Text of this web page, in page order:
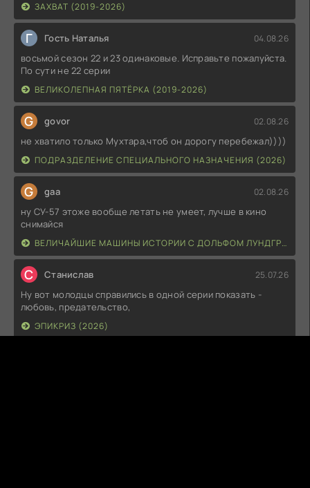
ЗАХВАТ (2019-2026)
Г Гость Наталья 04.08.26
восьмой сезон 22 и 23 одинаковые. Исправьте пожалуйста.
По сути не 22 серии
ВЕЛИКОЛЕПНАЯ ПЯТЁРКА (2019-2026)
G govor 02.08.26
не хватило только Мухтара,чтоб он дорогу перебежал))))
ПОДРАЗДЕЛЕНИЕ СПЕЦИАЛЬНОГО НАЗНАЧЕНИЯ (2026)
G gaa 02.08.26
ну СУ-57 этоже вообще летать не умеет, лучше в кино
снимайся
ВЕЛИЧАЙШИЕ МАШИНЫ ИСТОРИИ С ДОЛЬФОМ ЛУНДГРЕНОМ (2026)
С Станислав 25.07.26
Ну вот молодцы справились в одной серии показать -
любовь, предательство,
ЭПИКРИЗ (2026)